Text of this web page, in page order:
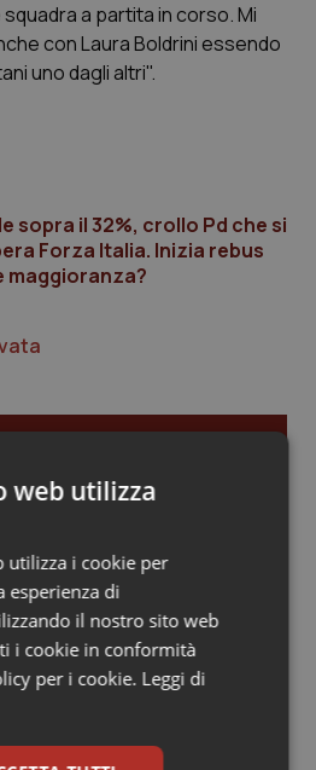
di Bolzano
& Rettocolite Ulcerosa
patologie neurodegenerative
a partita in corso. Mi
con Laura Boldrini essendo
uno dagli altri".
sopra il 32%, crollo Pd che si
Forza Italia. Inizia rebus
maggioranza?
GDPR e Risk management
resistente:
Guida alle terapie innovative
web utilizza
utilizza i cookie per
esperienza di
il nostro sito web
i cookie in conformità
per i cookie. Leggi di